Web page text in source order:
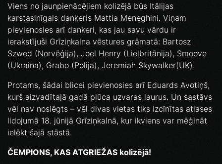
Viens no jaunpienācējiem kolizējā būs Itālijas
karstasinīgais dankeris Mattia Meneghini. Viņam
pievienosies arī dankeri, kas jau savu vārdu ir
ierakstījuši Grīziņkalna vēstures grāmatā: Bartosz
Szwed (Norvēģija), Joel Henry (Lielbritānija), Smoove
(Ukraina), Grabo (Polija), Jeremiah Skywalker(UK).
Protams, šādai blicei pievienosies arī Eduards Avotiņš,
kurš aizvadītajā gadā plūca uzvaras laurus. Un sastāvs
vēl nav noslēgts – vēl divas vietas tiks izcīnītas atlases
lidojumā 18. jūnijā Grīziņkalnā, kur ikviens var mēģināt
ielēkt šajā stāstā.
ČEMPIONS, KAS ATGRIEŽAS kolizējā!